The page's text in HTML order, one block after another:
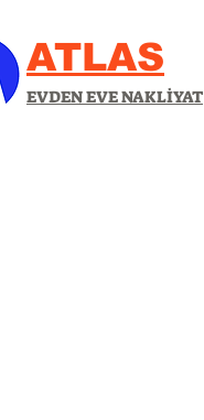
ATLAS
EVDEN EVE NAKLİYAT